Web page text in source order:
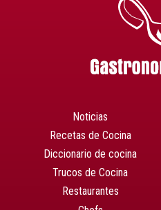
Noticias
Recetas de Cocina
Diccionario de cocina
Trucos de Cocina
Restaurantes